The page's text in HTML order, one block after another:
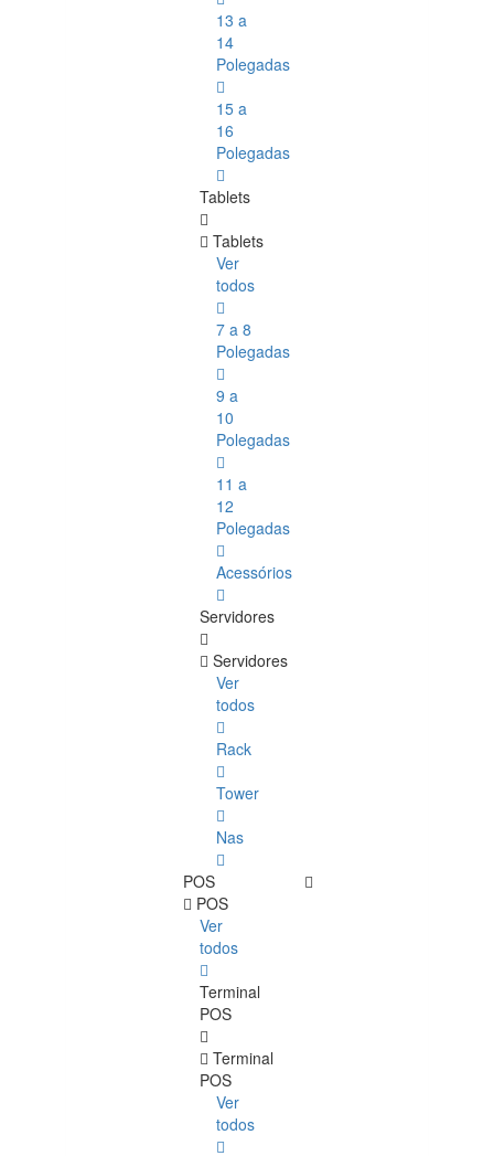
13 a
14
Polegadas
15 a
16
Polegadas
Tablets
Tablets
Ver
todos
7 a 8
Polegadas
9 a
10
Polegadas
11 a
12
Polegadas
Acessórios
Servidores
Servidores
Ver
todos
Rack
Tower
Nas
POS
POS
Ver
todos
Terminal
POS
Terminal
POS
Ver
todos